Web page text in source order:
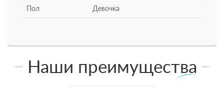
Пол Девочка
Наши преимущества